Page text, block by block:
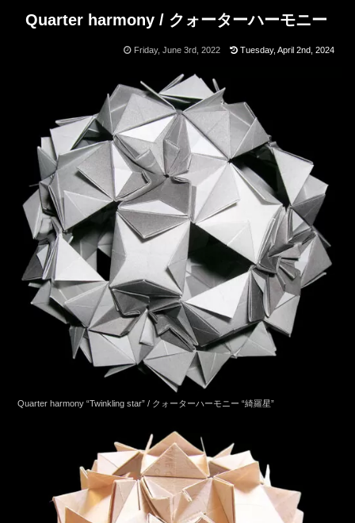
Quarter harmony / クォーターハーモニー
Friday, June 3rd, 2022 Tuesday, April 2nd, 2024
Quarter harmony “Twinkling star” / クォーターハーモニー “綺羅星”